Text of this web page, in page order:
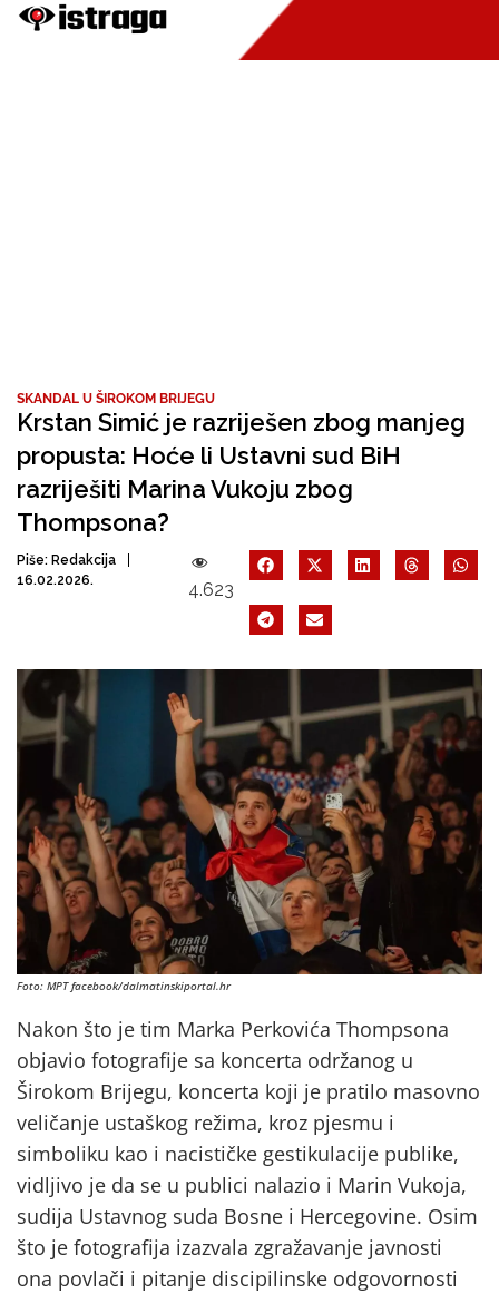
SKANDAL U ŠIROKOM BRIJEGU
Krstan Simić je razriješen zbog manjeg
propusta: Hoće li Ustavni sud BiH
razriješiti Marina Vukoju zbog
Thompsona?
Piše: Redakcija
16.02.2026.
4.623
Foto: MPT facebook/dalmatinskiportal.hr
Nakon što je tim Marka Perkovića Thompsona
objavio fotografije sa koncerta održanog u
Širokom Brijegu, koncerta koji je pratilo masovno
veličanje ustaškog režima, kroz pjesmu i
simboliku kao i nacističke gestikulacije publike,
vidljivo je da se u publici nalazio i Marin Vukoja,
sudija Ustavnog suda Bosne i Hercegovine. Osim
što je fotografija izazvala zgražavanje javnosti
ona povlači i pitanje discipilinske odgovornosti